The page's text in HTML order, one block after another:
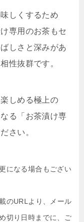
しくするため
専用のお茶もセ
しさと深みがあ
性抜群です。
しめる極上の
る「お茶漬け専
さい。
になる場合もござい
のURLより、メール
切り日時までに、ご